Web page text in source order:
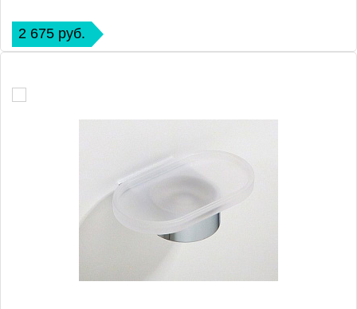
2 675 руб.